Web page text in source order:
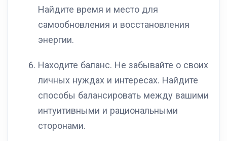
Найдите время и место для
самообновления и восстановления
энергии.
Находите баланс. Не забывайте о своих
личных нуждах и интересах. Найдите
способы балансировать между вашими
интуитивными и рациональными
сторонами.